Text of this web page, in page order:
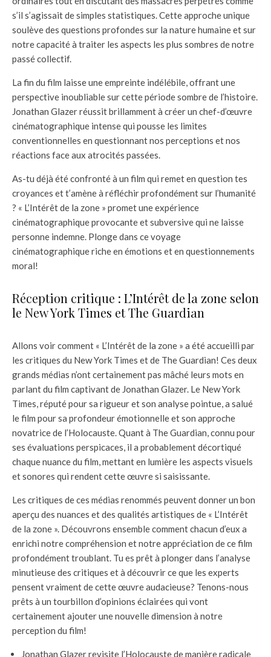
s’il s’agissait de simples statistiques. Cette approche unique
soulève des questions profondes sur la nature humaine et sur
notre capacité à traiter les aspects les plus sombres de notre
passé collectif.
La fin du film laisse une empreinte indélébile, offrant une
perspective inoubliable sur cette période sombre de l’histoire.
Jonathan Glazer réussit brillamment à créer un chef-d’œuvre
cinématographique intense qui pousse les limites
conventionnelles en questionnant nos perceptions et nos
réactions face aux atrocités passées.
As-tu déjà été confronté à un film qui remet en question tes
croyances et t’amène à réfléchir profondément sur l’humanité
? « L’Intérêt de la zone » promet une expérience
cinématographique provocante et subversive qui ne laisse
personne indemne. Plonge dans ce voyage
cinématographique riche en émotions et en questionnements
moral!
Réception critique : L’Intérêt de la zone selon
le New York Times et The Guardian
Allons voir comment « L’Intérêt de la zone » a été accueilli par
les critiques du New York Times et de The Guardian! Ces deux
grands médias n’ont certainement pas mâché leurs mots en
parlant du film captivant de Jonathan Glazer. Le New York
Times, réputé pour sa rigueur et son analyse pointue, a salué
le film pour sa profondeur émotionnelle et son approche
novatrice de l’Holocauste. Quant à The Guardian, connu pour
ses évaluations perspicaces, il a probablement décortiqué
chaque nuance du film, mettant en lumière les aspects visuels
et sonores qui rendent cette œuvre si saisissante.
Les critiques de ces médias renommés peuvent donner un bon
aperçu des nuances et des qualités artistiques de « L’Intérêt
de la zone ». Découvrons ensemble comment chacun d’eux a
enrichi notre compréhension et notre appréciation de ce film
profondément troublant. Tu es prêt à plonger dans l’analyse
minutieuse des critiques et à découvrir ce que les experts
pensent vraiment de cette œuvre audacieuse? Tenons-nous
prêts à un tourbillon d’opinions éclairées qui vont
certainement ajouter une nouvelle dimension à notre
perception du film!
Jonathan Glazer revisite l’Holocauste de manière radicale